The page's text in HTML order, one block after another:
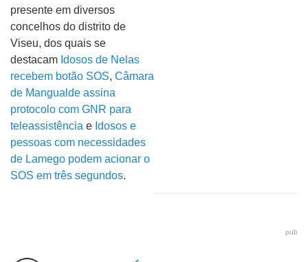
presente em diversos
concelhos do distrito de
Viseu, dos quais se
destacam Idosos de Nelas
recebem botão SOS, Câmara
de Mangualde assina
protocolo com GNR para
teleassistência e Idosos e
pessoas com necessidades
de Lamego podem acionar o
SOS em três segundos.
pub